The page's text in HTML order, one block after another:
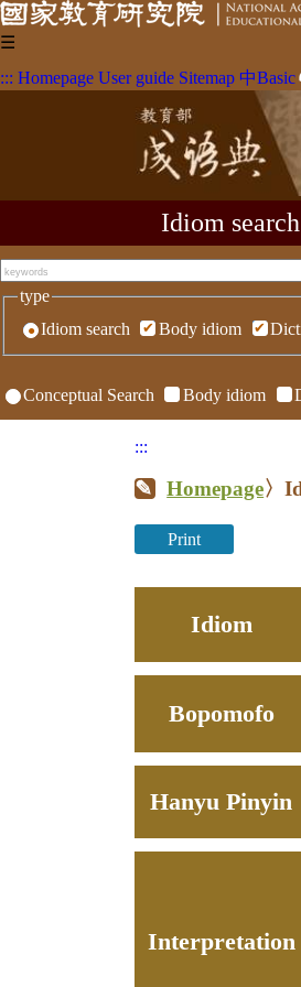
☰
::: Homepage User guide Sitemap 中Basic
Idiom search
type
Idiom search
Body idiom
Conceptual Search Body idiom
:::
Homepage〉
Print
Idiom
Bopomofo
Hanyu Pinyin
Interpretation